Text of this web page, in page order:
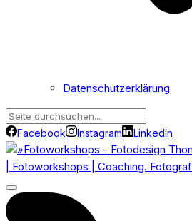
Datenschutzerklärung
Facebook Instagram LinkedIn